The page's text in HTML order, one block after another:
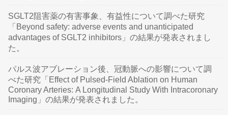
SGLT2阻害薬の有害事象、有益性について調べた研究
「Beyond safety: adverse events and unanticipated
advantages of SGLT2 inhibitors」の結果が発表されまし
た。
パルス波アブレーション後、冠動脈への影響について調
べた研究「Effect of Pulsed-Field Ablation on Human
Coronary Arteries: A Longitudinal Study With Intracoronary
Imaging」の結果が発表されました。